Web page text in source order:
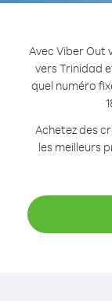
Avec Viber Out
vers Trinidad
quel numéro
Achetez des
les meilleurs